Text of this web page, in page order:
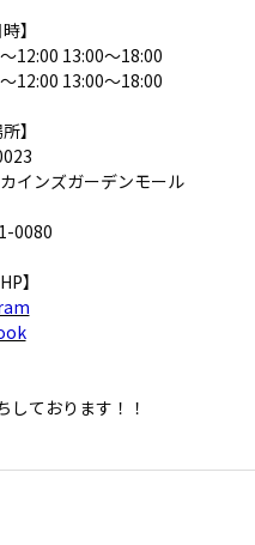
】
12:00 13:00～18:00
12:00 13:00～18:00
】
インズガーデンモール
0080
】
しております！！